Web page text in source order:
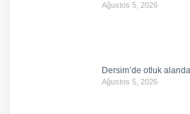
Ağustos 5, 2026
Dersim’de otluk alanda
Ağustos 5, 2026